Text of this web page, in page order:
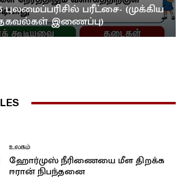
பரீட்சை- (முக்கிய
இணைப்பு)
உலகம்
ஹோர்முஸ் நீரிணையை மீள திறக்க
ஈரான் நிபந்தனை